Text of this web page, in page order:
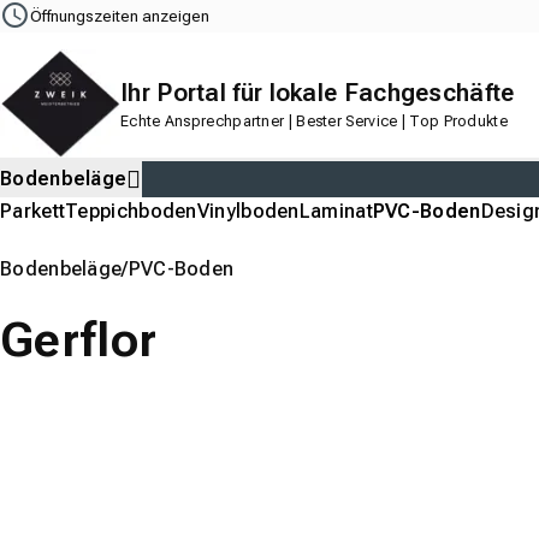
Navigation Content Footer
Öffnungszeiten anzeigen
Ihr Portal für lokale Fachgeschäfte
Echte Ansprechpartner | Bester Service | Top Produkte
Bodenbeläge
ParkettTeppichbodenVinylboden LaminatPVC-Boden
Bodenbeläge PVC-Boden
Gerflor